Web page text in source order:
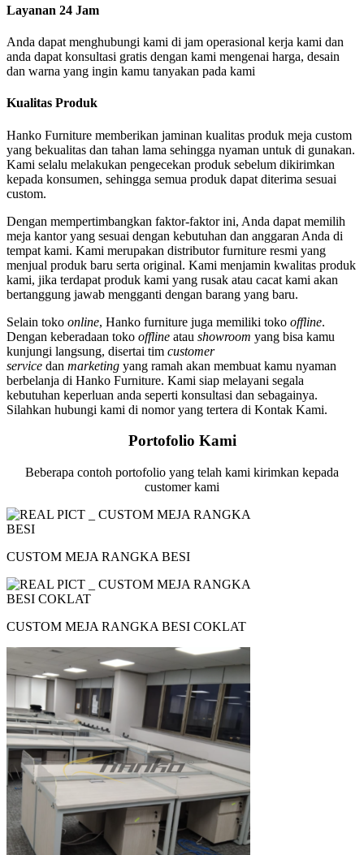
Layanan 24 Jam
Anda dapat menghubungi kami di jam operasional kerja kami dan
anda dapat konsultasi gratis dengan kami mengenai harga, desain
dan warna yang ingin kamu tanyakan pada kami
Kualitas Produk
Hanko Furniture memberikan jaminan kualitas produk meja custom
yang bekualitas dan tahan lama sehingga nyaman untuk di gunakan.
Kami selalu melakukan pengecekan produk sebelum dikirimkan
kepada konsumen, sehingga semua produk dapat diterima sesuai
custom.
Dengan mempertimbangkan faktor-faktor ini, Anda dapat memilih
meja kantor yang sesuai dengan kebutuhan dan anggaran Anda di
tempat kami. Kami merupakan distributor furniture resmi yang
menjual produk baru serta original. Kami menjamin kwalitas produk
kami, jika terdapat produk kami yang rusak atau cacat kami akan
bertanggung jawab mengganti dengan barang yang baru.
Selain toko online, Hanko furniture juga memiliki toko offline.
Dengan keberadaan toko offline atau showroom yang bisa kamu
kunjungi langsung, disertai tim customer
service dan marketing yang ramah akan membuat kamu nyaman
berbelanja di Hanko Furniture. Kami siap melayani segala
kebutuhan keperluan anda seperti konsultasi dan sebagainya.
Silahkan hubungi kami di nomor yang tertera di Kontak Kami.
Portofolio Kami
Beberapa contoh portofolio yang telah kami kirimkan kepada
customer kami
CUSTOM MEJA RANGKA BESI
CUSTOM MEJA RANGKA BESI COKLAT